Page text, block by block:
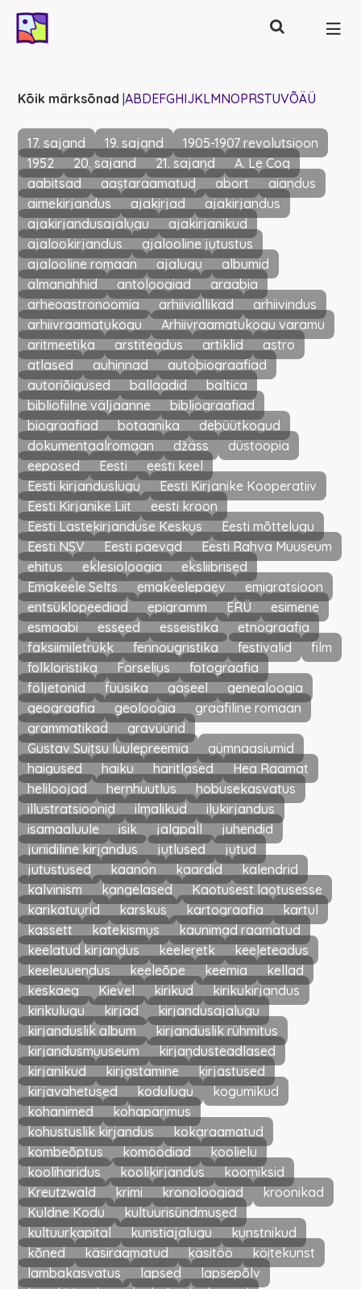
Otsing
Kõik märksõnad |ABDEFGHIJKLMNOPRSTUVÕÄÜ
17. sajand 19. sajand
1905-1907 revolutsioon
1952
20. sajand 21. sajand
A. Le Coq
aabitsad
aastaraamatud abort
aiandus
aimekirjandus
ajakirjad
ajakirjandus
ajakirjandusajalugu
ajakirjanikud
ajalookirjandus
ajalooline jutustus
ajalooline romaan
ajalugu
albumid
almanahhid
antoloogiad
araabia
arheoastronoomia
arhiiviallikad
arhiivindus
arhiivraamatukogu
Arhiivraamatukogu varamu
aritmeetika
arstiteadus artiklid
astro
atlased
auhinnad
autobiograafiad
autoriõigused
ballaadid
baltica
bibliofiilne väljaanne
bibliograafiad
biograafiad
botaanika
debüütkogud
dokumentaalromaan
džäss
düstoopia
eeposed
Eesti
eesti keel
Eesti kirjanduslugu
Eesti Kirjanike Kooperatiiv
Eesti Kirjanike Liit
eesti kroon
Eesti Lastekirjanduse Keskus
Eesti mõttelugu
Eesti NSV
Eesti päevad
Eesti Rahva Muuseum
ehitus
eklesioloogia
eksliibrised
Emakeele Selts
emakeelepäev
emigratsioon
entsüklopeediad
epigramm ERÜ
esimene
esmaabi
esseed esseistika
etnograafia
faksiimiletrükk
fennougristika festivalid
film
folkloristika
Forselius
fotograafia
följetonid
füüsika gaseel
genealoogia
geograafia
geoloogia
graafiline romaan
grammatikad
gravüürid
Gustav Suitsu luulepreemia
gümnaasiumid
haigused
haiku haritlased
Hea Raamat
heliloojad
hernhuutlus
hobusekasvatus
illustratsioonid
ilmalikud
ilukirjandus
isamaaluule
isik jalgpall
juhendid
juriidiline kirjandus
jutlused
jutud
jutustused
kaanon kaardid
kalendrid
kalvinism
kangelased
Kaotusest laotusesse
karikatuurid
karskus kartograafia
kartul
kassett
katekismus
kaunimad raamatud
keelatud kirjandus
keeleretk
keeleteadus
keeleuuendus
keeleõpe keemia
kellad
keskaeg
Kievel kirikud
kirikukirjandus
kirikulugu
kirjad
kirjandusajalugu
kirjanduslik album
kirjanduslik rühmitus
kirjandusmuuseum
kirjandusteadlased
kirjanikud
kirjastamine
kirjastused
kirjavahetused
kodulugu
kogumikud
kohanimed
kohapärimus
kohustuslik kirjandus
kokaraamatud
kombeõptus
komöödiad
koolielu
kooliharidus
koolikirjandus
koomiksid
Kreutzwald
krimi kronoloogiad
kroonikad
Kuldne Kodu
kultuurisündmused
kultuurkapital
kunstiajalugu
kunstnikud
kõned
käsiraamatud käsitöö
köitekunst
lambakasvatus
lapsed
lapsepõlv